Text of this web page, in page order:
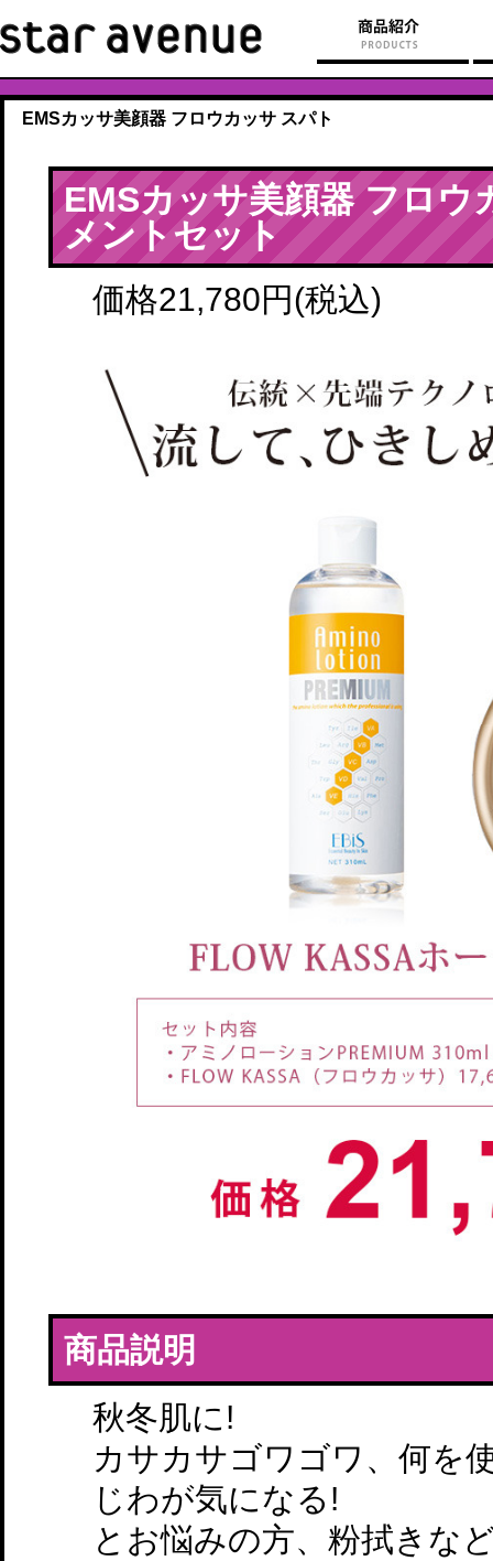
EMSカッサ美顔器 フロウカッサ スパト
EMSカッサ美顔器 フロウ
メントセット
価格21,780円(税込)
商品説明
秋冬肌に!
カサカサゴワゴワ、何を
じわが気になる!
とお悩みの方、粉拭きな